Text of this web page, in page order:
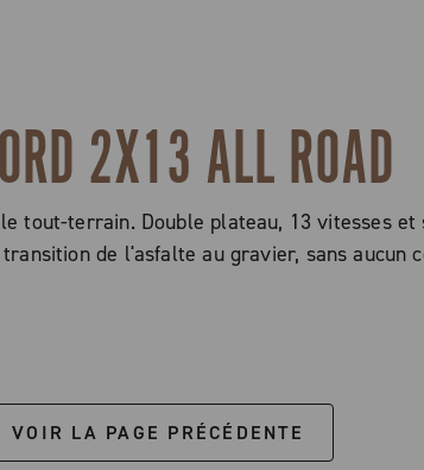
2X13 ALL ROAD
tout-terrain. Double plateau, 13 vitesses
de l'asfalte au gravier, sans aucun
VOIR LA PAGE PRÉCÉDENTE